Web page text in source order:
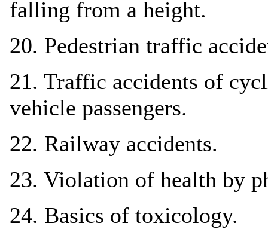
falling from a height.
20. Pedestrian traffic
21. Traffic accidents of
vehicle passengers.
22. Railway accidents.
23. Violation of health by
24. Basics of toxicology.